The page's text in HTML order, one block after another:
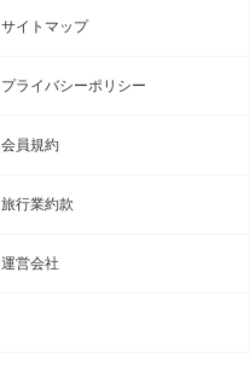
サイトマップ
プライバシーポリシー
会員規約
旅行業約款
運営会社